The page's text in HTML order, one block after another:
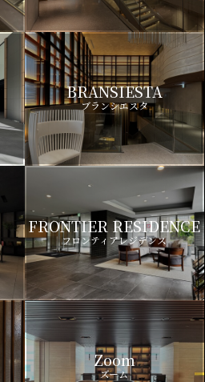
BRANSIESTA
ブランシエスタ
FRONTIER RESIDENCE
フロンティアレジデンス
Zoom
ズーム